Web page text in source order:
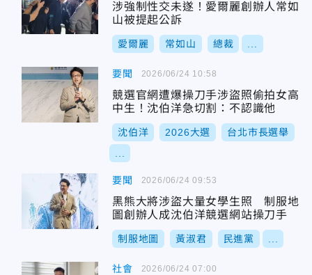
涉強制性交未遂！愛爾麗創辦人常如
山被提起公訴
愛爾麗 常如山 總裁
要聞
競選官網遭爆操刀手涉盜照偷拍女高
中生！沈伯洋急切割：不認識他
沈伯洋 2026大選 台北市長選舉
2026/06/24 10:58
要聞
黑熊大將涉盜大量女學生照 制服地
圖創辦人成沈伯洋競選網站操刀手
制服地圖 黃淑君 民進黨
2026/06/24 09:53
社會 2026/06/24 07:00